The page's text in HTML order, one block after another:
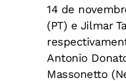
14 de
(PT) e Jilmar
Antonio
Massonetto